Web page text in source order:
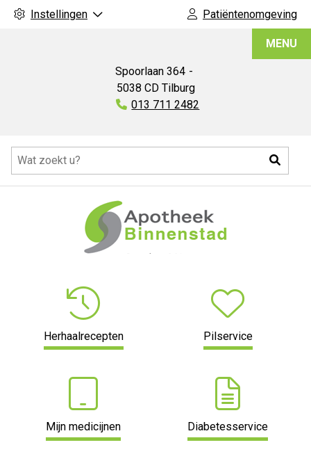
Instellingen Patiëntenomgeving
Spoorlaan 364
5038 CD Tilburg
Tel:
013 711 2482
MENU
Herhaalrecepten Pilservice
Mijn medicijnen Diabetesservice